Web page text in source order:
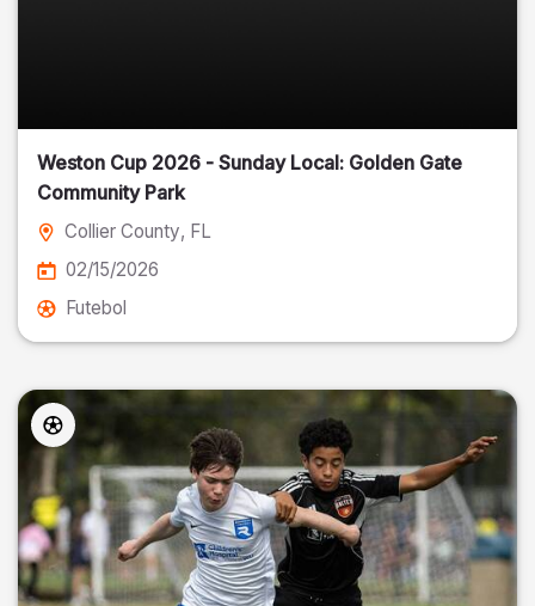
Weston Cup 2026 - Sunday Local: Golden Gate
Community Park
Collier County, FL
02/15/2026
Futebol